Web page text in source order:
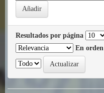
Resultados por página
En orden